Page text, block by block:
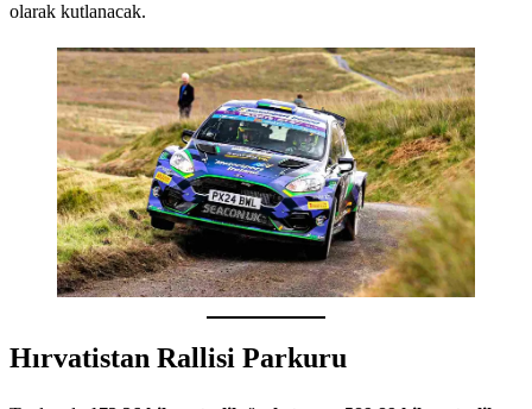
olarak kutlanacak.
Hırvatistan Rallisi Parkuru